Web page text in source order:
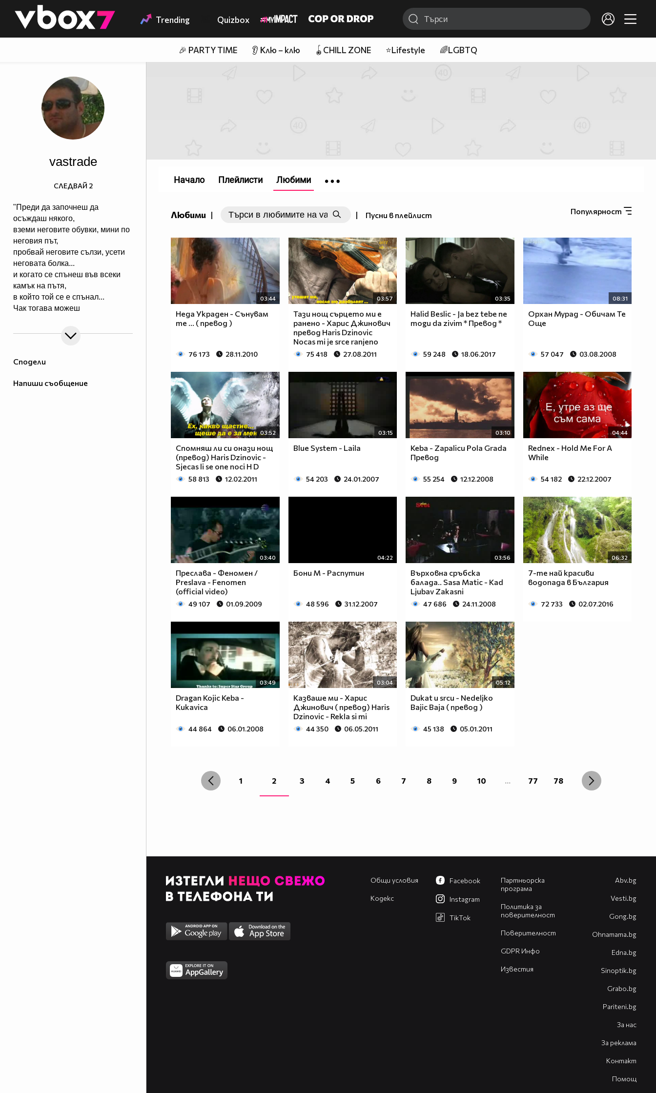
👾 Trending Quizbox
🎉 PARTY TIME 👂 Клю – клю 🪀CHILL ZONE ⭐Lifestyle 🌈LGBTQ
Сподели
Напиши съобщение
vastrade
"Преди да започнеш да
осъждаш някого,
вземи неговите обувки, мини по
неговия път,
пробвай неговите сълзи, усети
неговата болка...
и когато се спънеш във всеки
камък на пътя,
в който той се е спънал...
Чак тогава можеш
................................................................................................
разбирате без да говорите и
да се разбирате.
СЛЕДВАЙ 2
Любими | | Пусни в плейлист Популярност
03:44
Неда Украден - Сънувам
те ... ( превод )
76 173 28.11.2010
03:57
Тази нощ сърцето ми е
ранено - Харис Джинович
превод Haris Dzinovic
Nocas mi je srce ranjeno
75 418 27.08.2011
03:35
Halid Beslic - Ja bez tebe ne
mogu da zivim * Превод *
59 248 18.06.2017
08:31
Орхан Мурад - Обичам Те
Още
57 047 03.08.2008
03:52
Спомняш ли си онази нощ
(превод) Haris Dzinovic -
Sjecas li se one noci H D
58 813 12.02.2011
03:15
Blue System - Laila
54 203 24.01.2007
03:10
Keba - Zapalicu Pola Grada
Превод
55 254 12.12.2008
04:44
Rednex - Hold Me For A
While
54 182 22.12.2007
03:40
Преслава - Феномен /
Preslava - Fenomen
(official video)
49 107 01.09.2009
04:22
Бони М - Распутин
48 596 31.12.2007
03:56
Върховна сръбска
балада.. Sasa Matic - Kad
Ljubav Zakasni
47 686 24.11.2008
06:32
7-те най красиви
водопада в България
72 733 02.07.2016
03:49
Dragan Kojic Keba -
Kukavica
44 864 06.01.2008
03:04
Казваше ми - Харис
Джинович ( превод) Haris
Dzinovic - Rekla si mi
44 350 06.05.2011
05:12
Dukat u srcu - Nedeljko
Bajic Baja ( превод )
45 138 05.01.2011
1 2 3 4 5 6 7 8 9 10 ... 77 78
Начало Плейлисти Любими
Общи условия
Кодекс
Партньорска
програма
Политика за
поверителност
Поверителност
GDPR Инфо
Известия
Facebook
Instagram
TikTok
Abv.bg
Vesti.bg
Gong.bg
Оhnamama.bg
Edna.bg
Sinoptik.bg
Grabo.bg
Pariteni.bg
За нас
За реклама
Контакт
Помощ